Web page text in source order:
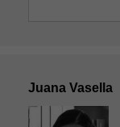
Juana Vasella